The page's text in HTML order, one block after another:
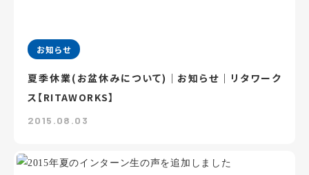
お知らせ
夏季休業(お盆休みについて)｜お知らせ｜リタワーク
ス【RITAWORKS】
2015.08.03